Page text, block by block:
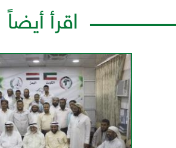
اقرأ أيضاً